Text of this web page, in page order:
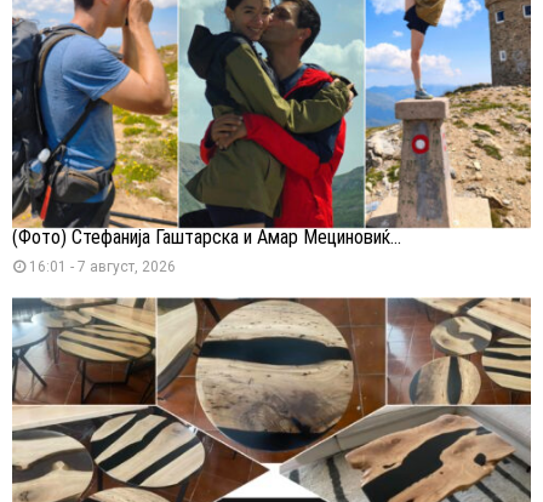
(Фото) Стефанија Гаштарска и Амар Мециновиќ...
16:01 - 7 август, 2026